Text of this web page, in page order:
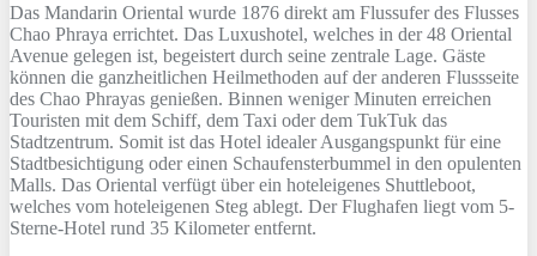
Das Mandarin Oriental wurde 1876 direkt am Flussufer des Flusses
Chao Phraya errichtet. Das Luxushotel, welches in der 48 Oriental
Avenue gelegen ist, begeistert durch seine zentrale Lage. Gäste
können die ganzheitlichen Heilmethoden auf der anderen Flussseite
des Chao Phrayas genießen. Binnen weniger Minuten erreichen
Touristen mit dem Schiff, dem Taxi oder dem TukTuk das
Stadtzentrum. Somit ist das Hotel idealer Ausgangspunkt für eine
Stadtbesichtigung oder einen Schaufensterbummel in den opulenten
Malls. Das Oriental verfügt über ein hoteleigenes Shuttleboot,
welches vom hoteleigenen Steg ablegt. Der Flughafen liegt vom 5-
Sterne-Hotel rund 35 Kilometer entfernt.